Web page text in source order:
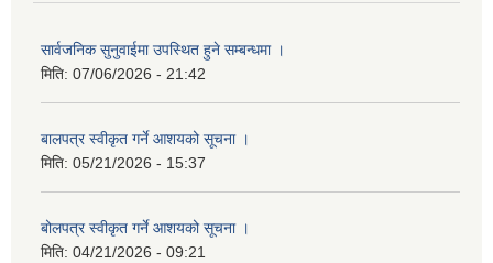
सार्वजनिक सुनुवाईमा उपस्थित हुने सम्बन्धमा ।
मिति: 07/06/2026 - 21:42
बालपत्र स्वीकृत गर्ने आशयको सूचना ।
मिति: 05/21/2026 - 15:37
बोलपत्र स्वीकृत गर्ने आशयको सूचना ।
मिति: 04/21/2026 - 09:21